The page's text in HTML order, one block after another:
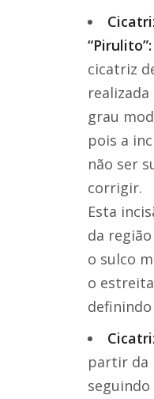
“Pirulito”:
cicatriz
grau
pois a
não ser
corrigir.
Esta
da
o sulco
o
partir da